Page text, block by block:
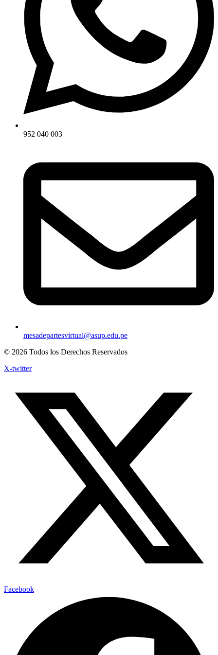
952 040 003
mesadepartesvirtual@asup.edu.pe
© 2026 Todos los Derechos Reservados
X-twitter
Facebook